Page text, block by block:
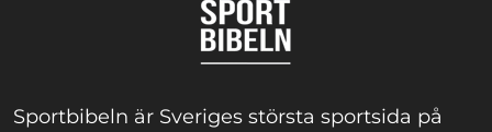
Sportbibeln är Sveriges största sportsida på